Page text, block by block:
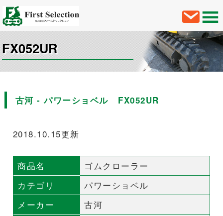
FX052UR
古河 - パワーショベル FX052UR
2018.10.15更新
商品名
ゴムクローラー
カテゴリ
パワーショベル
メーカー
古河